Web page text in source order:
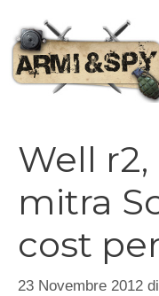
contenuto
Well
mitra
cost
23 Novembre 2012 di